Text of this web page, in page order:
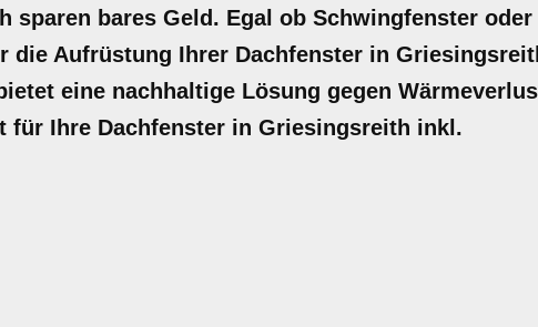
sparen bares Geld. Egal ob Schwingfenster oder
die Aufrüstung Ihrer Dachfenster in
eine nachhaltige Lösung gegen
für Ihre Dachfenster in Griesingsreith inkl.